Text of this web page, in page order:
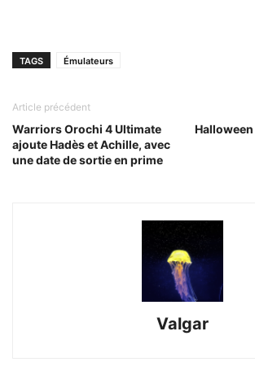
TAGS Émulateurs
Article précédent
Warriors Orochi 4 Ultimate
ajoute Hadès et Achille, avec
une date de sortie en prime
Valgar